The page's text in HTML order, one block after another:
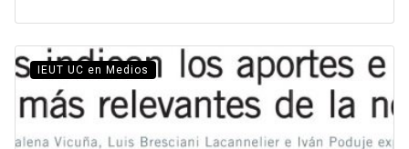
IEUT UC en Medios